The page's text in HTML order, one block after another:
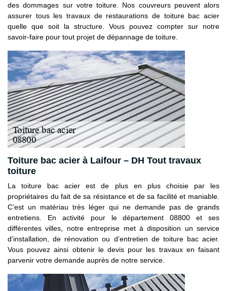
des dommages sur votre toiture. Nos couvreurs peuvent alors
assurer tous les travaux de restaurations de toiture bac acier
quelle que soit la structure. Vous pouvez compter sur notre
savoir-faire pour tout projet de dépannage de toiture.
Toiture bac acier à Laifour – DH Tout travaux
toiture
La toiture bac acier est de plus en plus choisie par les
propriétaires du fait de sa résistance et de sa facilité et maniable.
C’est un matériau très léger qui ne demande pas de grands
entretiens. En activité pour le département 08800 et ses
différentes villes, notre entreprise met à disposition un service
d’installation, de rénovation ou d’entretien de toiture bac acier.
Vous pouvez ainsi obtenir le devis pour les travaux en faisant
parvenir votre demande auprès de notre service.